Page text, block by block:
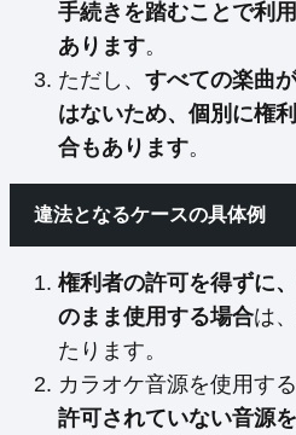
手続きを踏むことで利
あります。
ただし、 すべての楽曲
はないため、個別に権
合もあります。
違法となるケースの具体例
権利者の許可を得ずに
のまま使用する場合は
たります。
カラオケ音源を使用する
許可されていない音源